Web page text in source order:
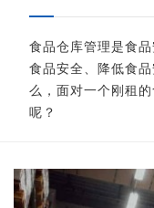
食品仓库管理是食
食品安全、降低食
么，面对一个刚租
呢？